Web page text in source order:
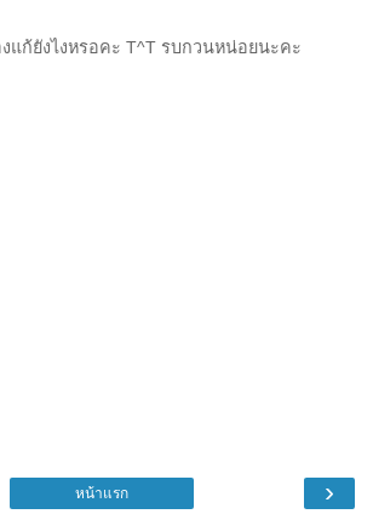
แก้ยังไงหรอคะ T^T รบกวนหน่อยนะคะ
›
หน้าแรก